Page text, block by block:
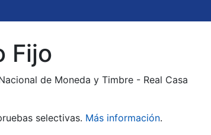
Fijo
de Moneda y Timbre - Real Casa
selectivas. Más información.